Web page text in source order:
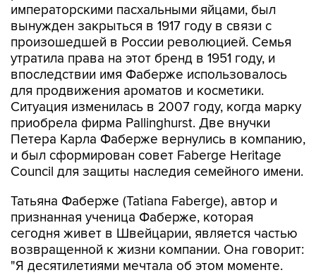
императорскими пасхальными яйцами, был
вынужден закрыться в 1917 году в связи с
произошедшей в России революцией. Семья
утратила права на этот бренд в 1951 году, и
впоследствии имя Фаберже использовалось
для продвижения ароматов и косметики.
Ситуация изменилась в 2007 году, когда марку
приобрела фирма Pallinghurst. Две внучки
Петера Карла Фаберже вернулись в компанию,
и был сформирован совет Faberge Heritage
Council для защиты наследия семейного имени.
Татьяна Фаберже (Tatiana Faberge), автор и
признанная ученица Фаберже, которая
сегодня живет в Швейцарии, является частью
возвращенной к жизни компании. Она говорит:
"Я десятилетиями мечтала об этом моменте.